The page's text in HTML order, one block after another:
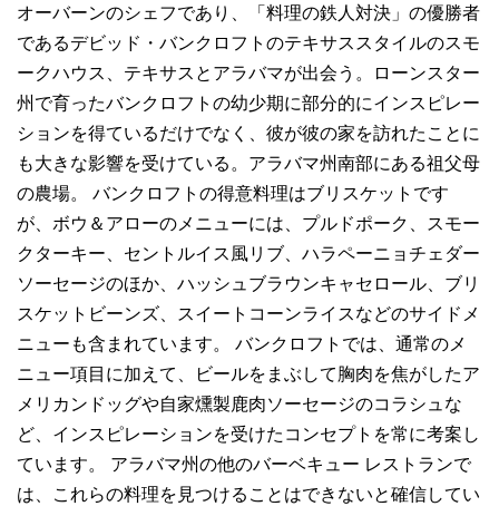
オーバーンのシェフであり、「料理の鉄人対決」の優勝者
であるデビッド・バンクロフトのテキサススタイルのスモ
ークハウス、テキサスとアラバマが出会う。ローンスター
州で育ったバンクロフトの幼少期に部分的にインスピレー
ションを得ているだけでなく、彼が彼の家を訪れたことに
も大きな影響を受けている。アラバマ州南部にある祖父母
の農場。 バンクロフトの得意料理はブリスケットです
が、ボウ＆アローのメニューには、プルドポーク、スモー
クターキー、セントルイス風リブ、ハラペーニョチェダー
ソーセージのほか、ハッシュブラウンキャセロール、ブリ
スケットビーンズ、スイートコーンライスなどのサイドメ
ニューも含まれています。 バンクロフトでは、通常のメ
ニュー項目に加えて、ビールをまぶして胸肉を焦がしたア
メリカンドッグや自家燻製鹿肉ソーセージのコラシュな
ど、インスピレーションを受けたコンセプトを常に考案し
ています。 アラバマ州の他のバーベキュー レストランで
は、これらの料理を見つけることはできないと確信してい